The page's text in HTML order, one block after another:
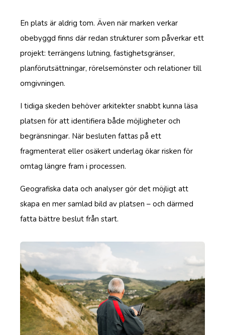
En plats är aldrig tom. Även när marken verkar
obebyggd finns där redan strukturer som påverkar ett
projekt: terrängens lutning, fastighetsgränser,
planförutsättningar, rörelsemönster och relationer till
omgivningen.
I tidiga skeden behöver arkitekter snabbt kunna läsa
platsen för att identifiera både möjligheter och
begränsningar. När besluten fattas på ett
fragmenterat eller osäkert underlag ökar risken för
omtag längre fram i processen.
Geografiska data och analyser gör det möjligt att
skapa en mer samlad bild av platsen – och därmed
fatta bättre beslut från start.